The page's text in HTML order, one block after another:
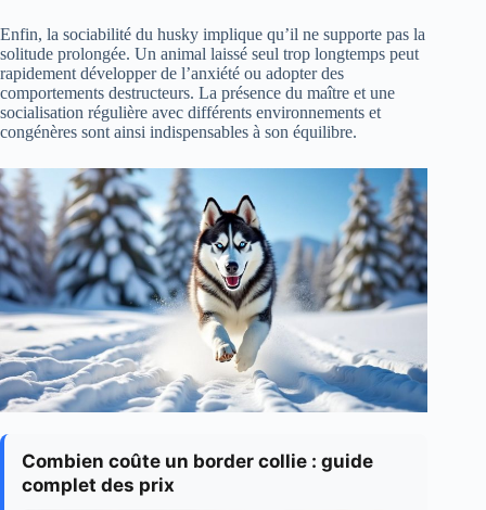
Enfin, la sociabilité du husky implique qu’il ne supporte pas la
solitude prolongée. Un animal laissé seul trop longtemps peut
rapidement développer de l’anxiété ou adopter des
comportements destructeurs. La présence du maître et une
socialisation régulière avec différents environnements et
congénères sont ainsi indispensables à son équilibre.
Combien coûte un border collie : guide
complet des prix